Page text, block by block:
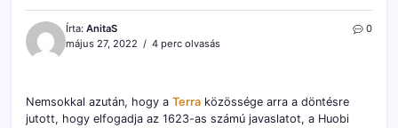
Írta: AnitaS
május 27, 2022
4 perc olvasás
0
Nemsokkal azután, hogy a Terra közössége arra a döntésre
jutott, hogy elfogadja az 1623-as számú javaslatot, a Huobi